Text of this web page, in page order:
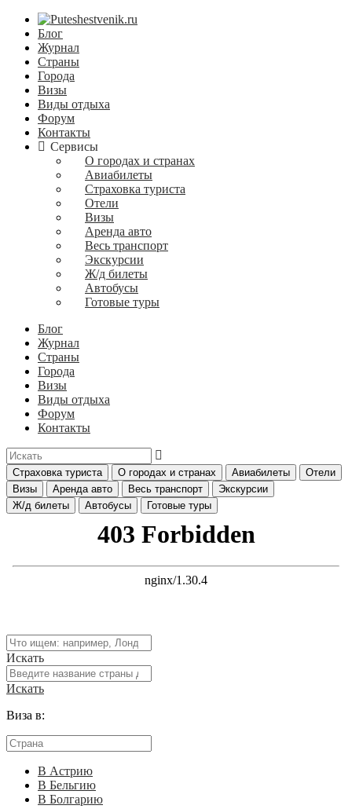
Блог
Журнал
Страны
Города
Визы
Виды отдыха
Форум
Контакты
Сервисы
О городах и странах
Авиабилеты
Страховка туриста
Отели
Визы
Аренда авто
Весь транспорт
Экскурсии
Ж/д билеты
Автобусы
Готовые туры
Блог
Журнал
Страны
Города
Визы
Виды отдыха
Форум
Контакты
Страховка туриста О городах и странах Авиабилеты
Отели
Визы
Аренда авто Весь транспорт
Экскурсии
Ж/д билеты
Автобусы Готовые туры
Искать
Искать
Виза в:
В Астрию
В Бельгию
В Болгарию